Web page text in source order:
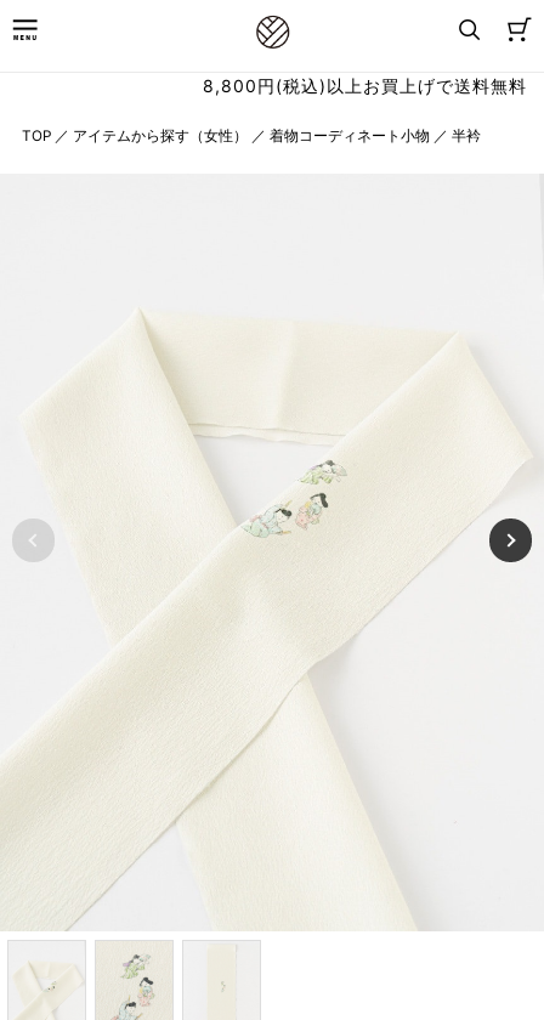
8,800円(税込)以上お買上げで送料無料
TOP ／ アイテムから探す（女性） ／ 着物コーディネート小物 ／ 半衿